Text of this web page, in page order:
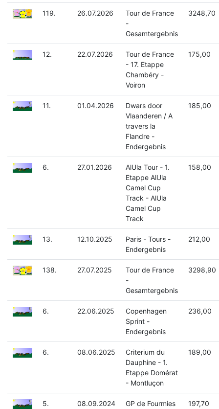
119. 26.07.2026
Tour de France
-
Gesamtergebnis
3248,70
12. 22.07.2026
Tour de France
- 17. Etappe
Chambéry -
Voiron
175,00
11. 01.04.2026
Dwars door
Vlaanderen / A
travers la
Flandre -
Endergebnis
185,00
6. 27.01.2026
AlUla Tour - 1.
Etappe AlUla
Camel Cup
Track - AlUla
Camel Cup
Track
158,00
13. 12.10.2025
Paris - Tours -
Endergebnis
212,00
138. 27.07.2025
Tour de France
-
Gesamtergebnis
3298,90
6. 22.06.2025
Copenhagen
Sprint -
Endergebnis
236,00
6. 08.06.2025
Criterium du
Dauphine - 1.
Etappe Domérat
- Montluçon
189,00
5. 08.09.2024 GP de Fourmies 197,70